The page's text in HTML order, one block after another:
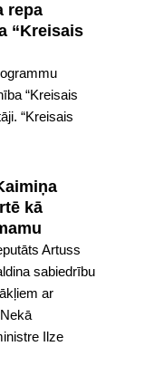
repa
“Kreisais
“Kreisais
“Kreisais
kā
Artuss
sabiedrību
ar
Ilze